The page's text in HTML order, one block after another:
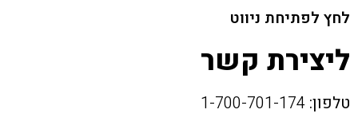
לחץ לפתיחת ניווט
ליצירת קשר
טלפון: